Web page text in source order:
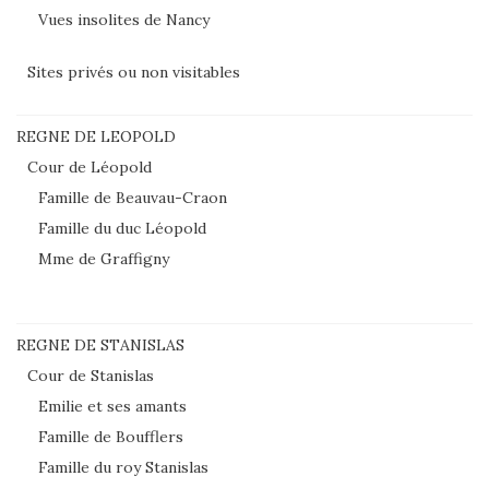
Vues insolites de Nancy
Sites privés ou non visitables
REGNE DE LEOPOLD
Cour de Léopold
Famille de Beauvau-Craon
Famille du duc Léopold
Mme de Graffigny
REGNE DE STANISLAS
Cour de Stanislas
Emilie et ses amants
Famille de Boufflers
Famille du roy Stanislas